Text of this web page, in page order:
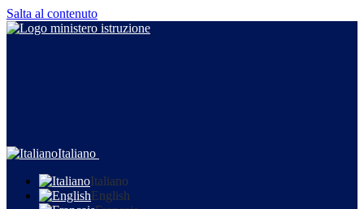
Salta al contenuto
Italiano
Italiano
English